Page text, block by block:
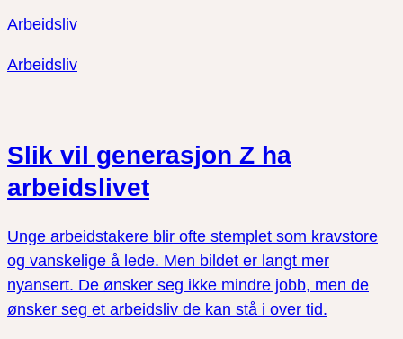
Arbeidsliv
Arbeidsliv
Slik vil generasjon Z ha
arbeidslivet
Unge arbeidstakere blir ofte stemplet som kravstore
og vanskelige å lede. Men bildet er langt mer
nyansert. De ønsker seg ikke mindre jobb, men de
ønsker seg et arbeidsliv de kan stå i over tid.